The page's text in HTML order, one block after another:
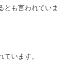
とも言われていま
います。